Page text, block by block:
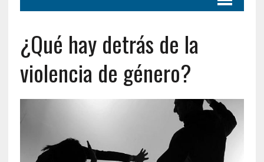
¿Qué hay detrás de la
violencia de género?